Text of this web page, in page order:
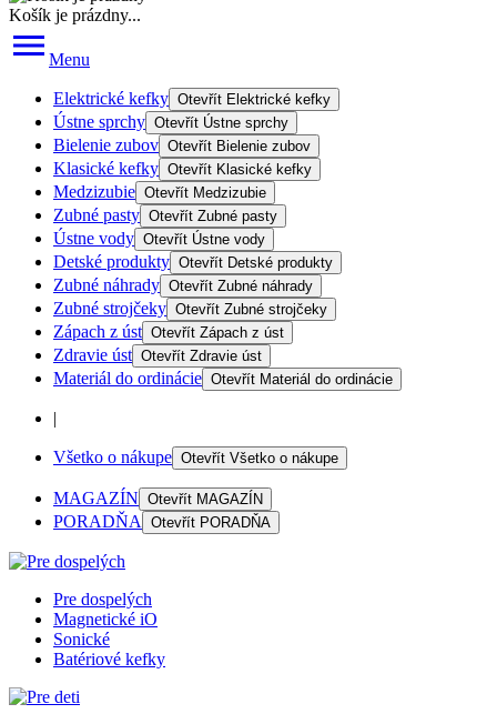
Košík je prázdny...
Menu
Elektrické kefky Otevřít Elektrické kefky
Ústne sprchy Otevřít Ústne sprchy
Bielenie zubov Otevřít Bielenie zubov
Klasické kefky Otevřít Klasické kefky
Medzizubie Otevřít Medzizubie
Zubné pasty Otevřít Zubné pasty
Ústne vody Otevřít Ústne vody
Detské produkty Otevřít Detské produkty
Zubné náhrady Otevřít Zubné náhrady
Zubné strojčeky Otevřít Zubné strojčeky
Zápach z úst Otevřít Zápach z úst
Zdravie úst Otevřít Zdravie úst
Materiál do ordinácie Otevřít Materiál do ordinácie
|
Všetko o nákupe Otevřít Všetko o nákupe
MAGAZÍN Otevřít MAGAZÍN
PORADŇA Otevřít PORADŇA
Pre dospelých
Magnetické iO
Sonické
Batériové kefky